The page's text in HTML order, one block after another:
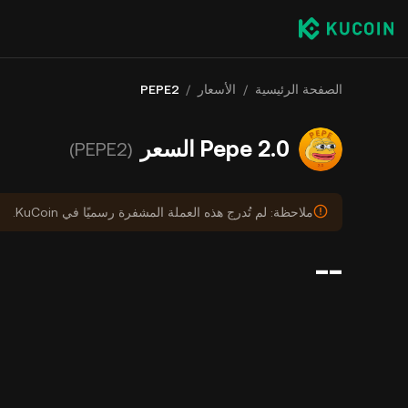
الصفحة الرئيسية / الأسعار /
PEPE2
Pepe 2.0 السعر (PEPE2)
ملاحظة: لم تُدرج هذه العملة المشفرة رسميًا في KuCoin.
--